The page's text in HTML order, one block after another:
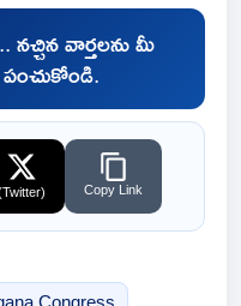
వార్తలను మీ
Copy Link
Congress